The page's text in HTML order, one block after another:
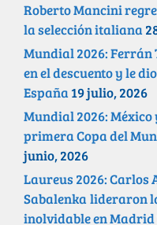
Roberto Mancini
la selección italiana
Mundial 2026:
en el descuento y le
España19 julio, 2026
Mundial 2026:
primera Copa del
junio, 2026
Laureus 2026:
Sabalenka lideraron
inolvidable en Madrid